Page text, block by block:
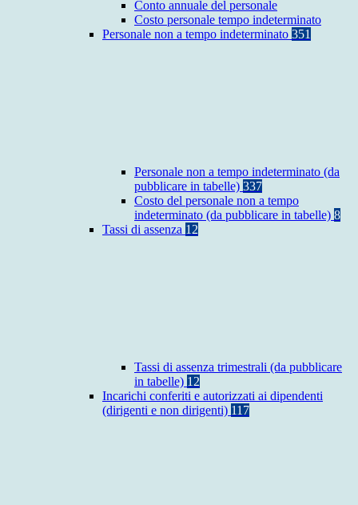
Conto annuale del personale
Costo personale tempo indeterminato
Personale non a tempo indeterminato 351
Personale non a tempo indeterminato (da
pubblicare in tabelle) 337
Costo del personale non a tempo
indeterminato (da pubblicare in tabelle) 8
Tassi di assenza 12
Tassi di assenza trimestrali (da pubblicare
in tabelle) 12
Incarichi conferiti e autorizzati ai dipendenti
(dirigenti e non dirigenti) 117